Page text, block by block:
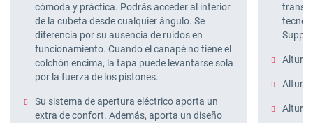
cómoda y práctica. Podrás acceder al interior
de la cubeta desde cualquier ángulo. Se
diferencia por su ausencia de ruidos en
funcionamiento. Cuando el canapé no tiene el
colchón encima, la tapa puede levantarse sola
por la fuerza de los pistones.
Su sistema de apertura eléctrico aporta un
extra de confort. Además, aporta un diseño
Altura
Altura
Altura